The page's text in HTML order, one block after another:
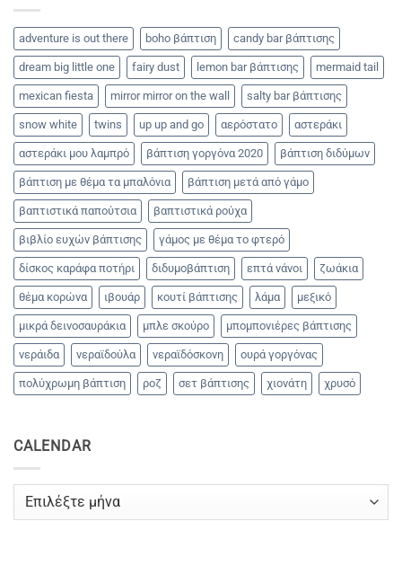
καρπούζι!!!
adventure is out there boho βάπτιση candy bar βάπτισης
dream big little one fairy dust lemon bar βάπτισης mermaid tail
mexican fiesta mirror mirror on the wall salty bar βάπτισης
snow white twins up up and go αερόστατο αστεράκι
αστεράκι μου λαμπρό βάπτιση γοργόνα 2020 βάπτιση διδύμων
βάπτιση με θέμα τα μπαλόνια βάπτιση μετά από γάμο
βαπτιστικά παπούτσια βαπτιστικά ρούχα
βιβλίο ευχών βάπτισης γάμος με θέμα το φτερό
δίσκος καράφα ποτήρι διδυμοβάπτιση επτά νάνοι ζωάκια
θέμα κορώνα ιβουάρ κουτί βάπτισης λάμα μεξικό
μικρά δεινοσαυράκια μπλε σκούρο μπομπονιέρες βάπτισης
νεράιδα νεραϊδούλα νεραϊδόσκονη ουρά γοργόνας
πολύχρωμη βάπτιση ροζ σετ βάπτισης χιονάτη χρυσό
CALENDAR
CALENDAR